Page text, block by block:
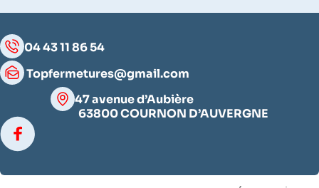
04 43 11 86 54
Topfermetures@gmail.com
47 avenue d’Aubière
63800 COURNON D’AUVERGNE